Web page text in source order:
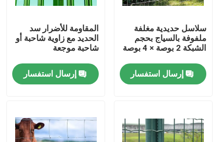
المنتجات
سلاسل حديدية مغلفة
ملفوفة بالسياج بحجم
الشبكة 2 بوصة × 4 بوصة
إرسال استفسار
المقاومة للأضرار سد
الحديد مع زاوية شاحبة أو
شاحبة موجعة
إرسال استفسار